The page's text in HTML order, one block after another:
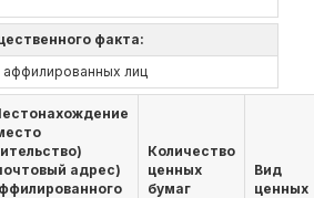
факта:
аффилированных лиц
адрес)
Количество
ценных
бумаг
Вид
ценных